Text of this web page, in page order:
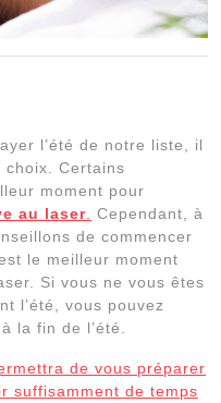
l’été de notre liste, il
choix. Certains
moment pour
au laser
Cependant, à
de commencer
le meilleur moment
Si vous ne vous êtes
l’été, vous pouvez
la fin de l’été.
de vous préparer
suffisamment de temps